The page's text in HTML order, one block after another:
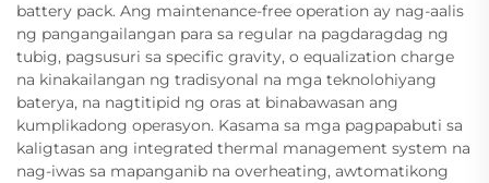
battery pack. Ang maintenance-free operation ay nag-aalis
ng pangangailangan para sa regular na pagdaragdag ng
tubig, pagsusuri sa specific gravity, o equalization charge
na kinakailangan ng tradisyonal na mga teknolohiyang
baterya, na nagtitipid ng oras at binabawasan ang
kumplikadong operasyon. Kasama sa mga pagpapabuti sa
kaligtasan ang integrated thermal management system na
nag-iwas sa mapanganib na overheating, awtomatikong